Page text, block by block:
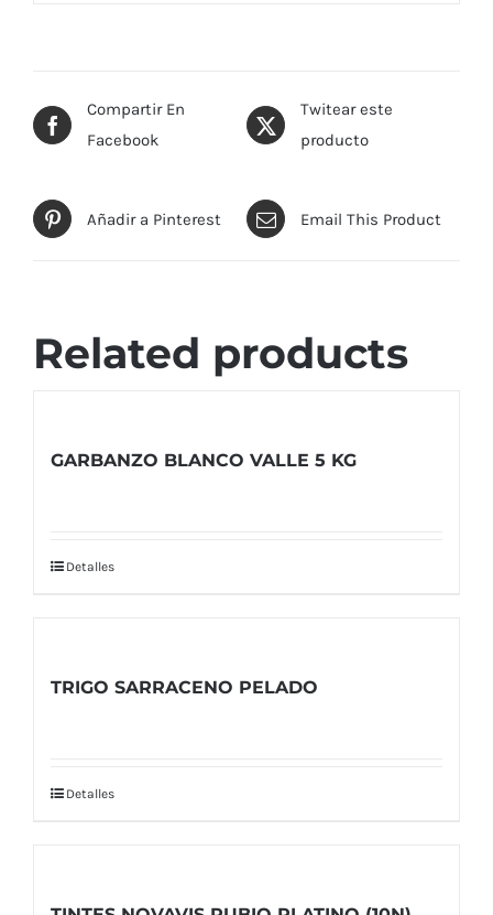
Compartir En
Facebook
Twitear este
producto
Añadir a Pinterest Email This Product
Related products
GARBANZO BLANCO VALLE 5 KG
Detalles
TRIGO SARRACENO PELADO
Detalles